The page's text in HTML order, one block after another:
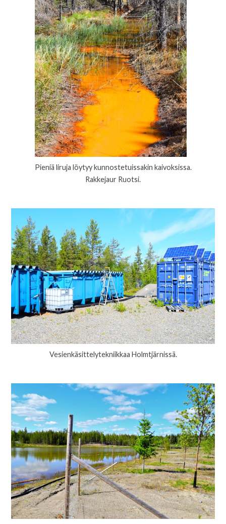
Pieniä liruja löytyy kunnostetuissakin kaivoksissa.
Rakkejaur Ruotsi.
Vesienkäsittelytekniikkaa Holmtjärnissä.